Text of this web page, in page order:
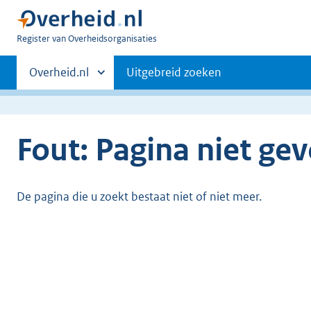
U
Register van Overheidsorganisaties
Primaire
navigatie
Andere
sites
Overheid.nl Uitgebreid zoeken
Fout: Pagina niet
De pagina die u zoekt bestaat niet of niet meer.